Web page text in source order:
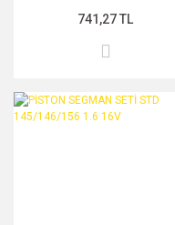
741,27 TL